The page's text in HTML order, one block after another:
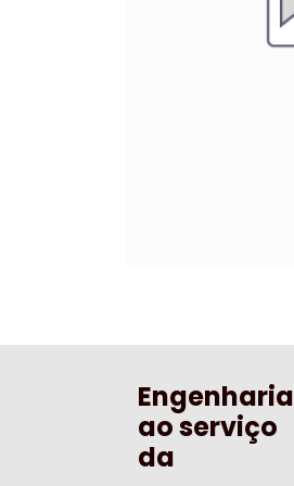
Engenharia
ao serviço
da